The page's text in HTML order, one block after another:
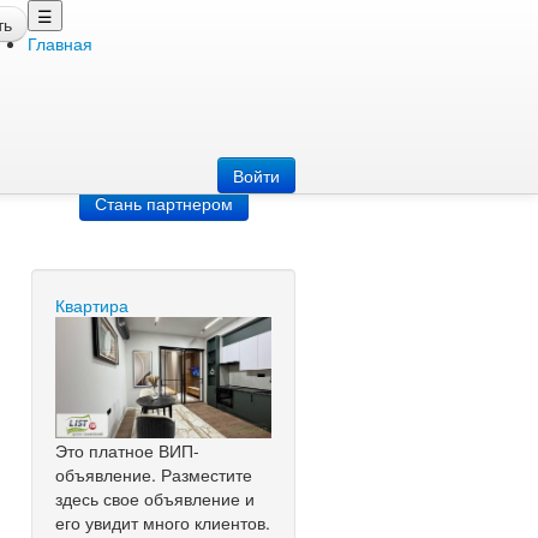
☰
Главная
Войти
Стань партнером
Квартира
Это платное ВИП-
объявление. Разместите
здесь свое объявление и
его увидит много клиентов.